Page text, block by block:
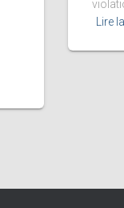
Lire